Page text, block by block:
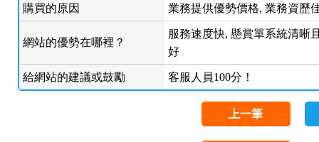
購買的原因 業務提供優勢價格, 業務資歷
網站的優勢在哪裡？
服務速度快, 懸賞單系統清晰
好
給網站的建議或鼓勵 客服人員100分！
上一筆